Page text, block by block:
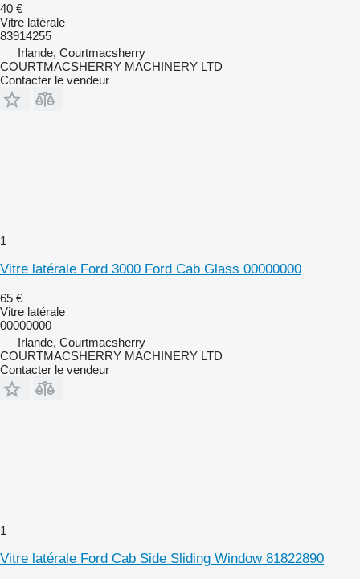
40 €
Vitre latérale
83914255
Irlande, Courtmacsherry
COURTMACSHERRY MACHINERY LTD
Contacter le vendeur
1
Vitre latérale Ford 3000 Ford Cab Glass 00000000
65 €
Vitre latérale
00000000
Irlande, Courtmacsherry
COURTMACSHERRY MACHINERY LTD
Contacter le vendeur
1
Vitre latérale Ford Cab Side Sliding Window 81822890